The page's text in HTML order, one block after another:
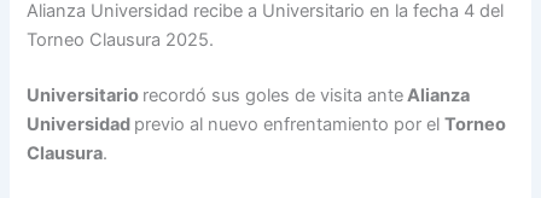
Alianza Universidad recibe a Universitario en la fecha 4 del
Torneo Clausura 2025.
Universitario recordó sus goles de visita anteAlianza
Universidad previo al nuevo enfrentamiento por elTorneo
Clausura.